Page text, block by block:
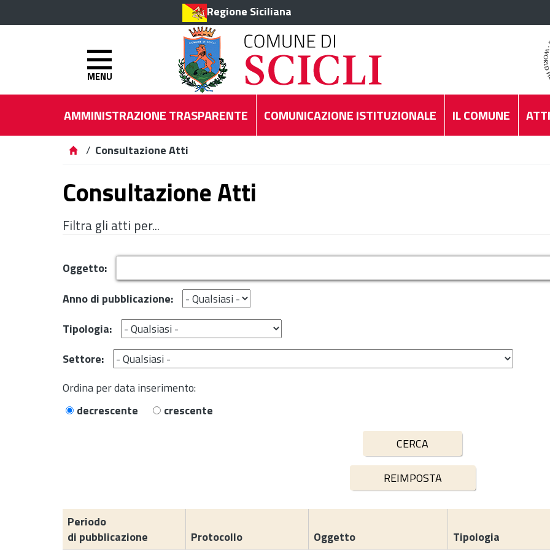
Regione Siciliana
MENU
AMMINISTRAZIONE TRASPARENTE COMUNICAZIONE ISTITUZIONALE IL COMUNE
/ Consultazione Atti
Consultazione Atti
Filtra gli atti per...
Oggetto:
Anno di pubblicazione:
Tipologia:
Settore:
Ordina per data inserimento:
decrescente
crescente
Periodo
di pubblicazione
Protocollo Oggetto Tipologia